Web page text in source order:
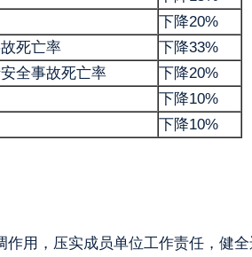
下降20%
死亡率
下降33%
全事故死亡率
下降20%
下降10%
下降10%
用，压实成员单位工作责任，健